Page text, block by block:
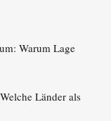
Warum Lage
Länder als